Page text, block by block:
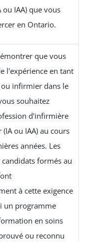
IAA) que vous
en Ontario.
que vous
l'expérience en tant
infirmier dans le
souhaitez
d'infirmière
ou IAA) au cours
années. Les
formés au
à cette exigence
un programme
en soins
ou reconnu